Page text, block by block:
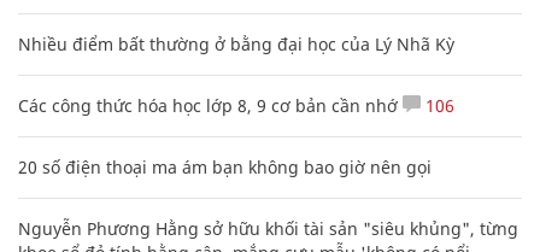
Nhiều điểm bất thường ở bằng đại học của Lý Nhã Kỳ
Các công thức hóa học lớp 8, 9 cơ bản cần nhớ 106
20 số điện thoại ma ám bạn không bao giờ nên gọi
Nguyễn Phương Hằng sở hữu khối tài sản "siêu khủng", từng